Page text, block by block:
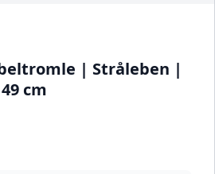
| Stråleben |
cm